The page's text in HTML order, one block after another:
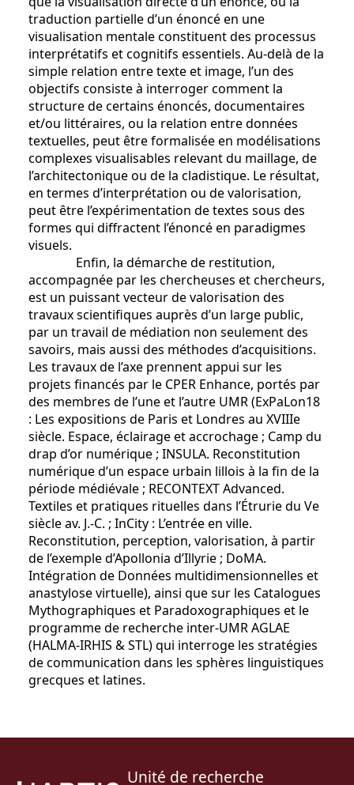
traduction partielle d’un énoncé en une
visualisation mentale constituent des processus
interprétatifs et cognitifs essentiels. Au-delà de la
simple relation entre texte et image, l’un des
objectifs consiste à interroger comment la
structure de certains énoncés, documentaires
et/ou littéraires, ou la relation entre données
textuelles, peut être formalisée en modélisations
complexes visualisables relevant du maillage, de
l’architectonique ou de la cladistique. Le résultat,
en termes d’interprétation ou de valorisation,
peut être l’expérimentation de textes sous des
formes qui diffractent l’énoncé en paradigmes
visuels.
Enfin, la démarche de restitution,
accompagnée par les chercheuses et chercheurs,
est un puissant vecteur de valorisation des
travaux scientifiques auprès d’un large public,
par un travail de médiation non seulement des
savoirs, mais aussi des méthodes d’acquisitions.
Les travaux de l’axe prennent appui sur les
projets financés par le CPER Enhance, portés par
des membres de l’une et l’autre UMR (ExPaLon18
: Les expositions de Paris et Londres au XVIIIe
siècle. Espace, éclairage et accrochage ; Camp du
drap d’or numérique ; INSULA. Reconstitution
numérique d’un espace urbain lillois à la fin de la
période médiévale ; RECONTEXT Advanced.
Textiles et pratiques rituelles dans l’Étrurie du Ve
siècle av. J.-C. ; InCity : L’entrée en ville.
Reconstitution, perception, valorisation, à partir
de l’exemple d’Apollonia d’Illyrie ; DoMA.
Intégration de Données multidimensionnelles et
anastylose virtuelle), ainsi que sur les Catalogues
Mythographiques et Paradoxographiques et le
programme de recherche inter-UMR AGLAE
(HALMA-IRHIS & STL) qui interroge les stratégies
de communication dans les sphères linguistiques
grecques et latines.
Unité de recherche